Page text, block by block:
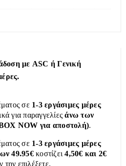
με ASC ή Γενική
σε 1-3 εργάσιμες μέρες
για παραγγελίεςάνω των
BOX NOW για αποστολή).
σε 1-3 εργάσιμες μέρες
49.95€κοστίζει4,50€ και 2€
την επιλέξετε.